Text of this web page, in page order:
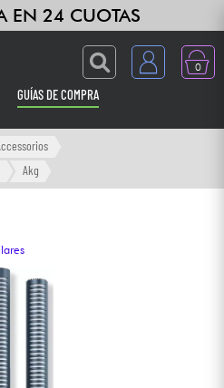
EN 24 CUOTAS
0
GUÍAS DE COMPRA
Akg